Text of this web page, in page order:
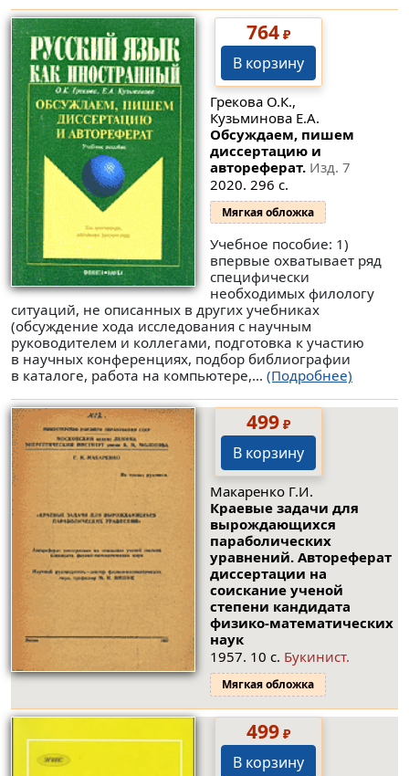
764₽
В корзину
Грекова О.К.,
Кузьминова Е.А.
Обсуждаем, пишем
диссертацию и
автореферат. Изд. 7
2020. 296 с.
Мягкая обложка
Учебное пособие: 1)
впервые охватывает ряд
специфически
необходимых филологу
ситуаций, не описанных в других учебниках
(обсуждение хода исследования с научным
руководителем и коллегами, подготовка к участию
в научных конференциях, подбор библиографии
в каталоге, работа на компьютере,... (Подробнее)
499₽
В корзину
Макаренко Г.И.
Краевые задачи для
вырождающихся
параболических
уравнений. Автореферат
диссертации на
соискание ученой
степени кандидата
физико-математических
наук
1957. 10 с. Букинист.
Мягкая обложка
499₽
В корзину